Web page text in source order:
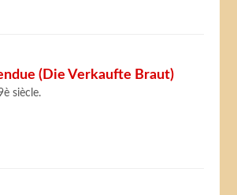
(Die Verkaufte Braut)
siècle.